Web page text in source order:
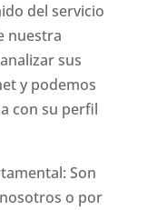
del servicio
nuestra
sus
y podemos
con su perfil
Son
o por